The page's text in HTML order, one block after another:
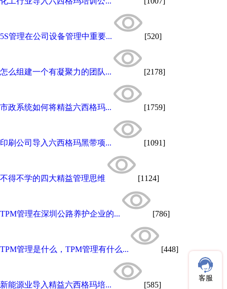
5S管理在公司设备管理中重要... [520]
怎么组建一个有凝聚力的团队... [2178]
市政系统如何将精益六西格玛... [1759]
印刷公司导入六西格玛黑带项... [1091]
不得不学的四大精益管理思维 [1124]
TPM管理在深圳公路养护企业的... [786]
TPM管理是什么，TPM管理有什么... [448]
新能源业导入精益六西格玛培... [585]
客服